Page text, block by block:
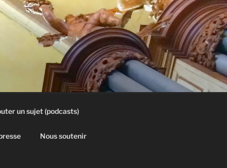
un sujet (podcasts)
Nous soutenir